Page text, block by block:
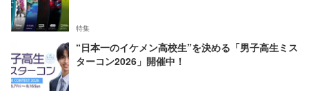
特集
“日本一のイケメン高校生”を決める「男子高生ミス
ターコン2026」開催中！